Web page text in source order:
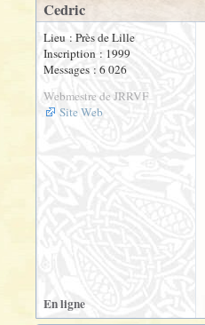
Cedric
Lieu : Près de Lille
Inscription : 1999
Messages : 6 026
Webmestre de JRRVF
Site Web
En ligne